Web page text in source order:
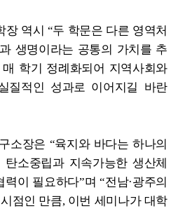
역시 “두 학문은 다른 영역처
생명이라는 공통의 가치를 추
학기 정례화되어 지역사회와
질적인 성과로 이어지길 바란
소장은 “육지와 바다는 하나의
소중립과 지속가능한 생산체
이 필요하다”며 “전남·광주의
점인 만큼, 이번 세미나가 대학